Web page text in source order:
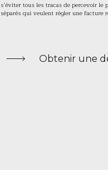
s’éviter tous les tracas de percevoir
séparés qui veulent régler une facture
Obtenir une